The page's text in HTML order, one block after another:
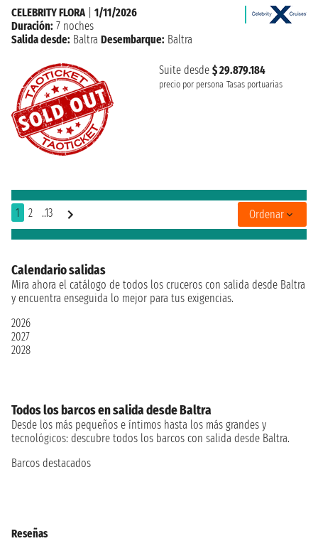
Suite desde $ 29.879.184
precio por persona Tasas portuarias
CELEBRITY FLORA
1/11/2026
Duración: 7 noches
Salida desde: Baltra Desembarque: Baltra
1 2 ..13 Ordenar
Calendario salidas
Mira ahora el catálogo de todos los cruceros con salida desde Baltra
y encuentra enseguida lo mejor para tus exigencias.
2026
2027
2028
Todos los barcos en salida desde Baltra
Desde los más pequeños e íntimos hasta los más grandes y
tecnológicos: descubre todos los barcos con salida desde Baltra.
Barcos destacados
Reseñas